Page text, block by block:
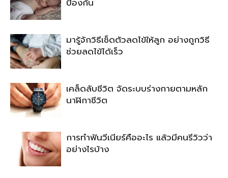
มารู้จักวิธีเช็ดตัวลดไข้ให้ลูก อย่างถูกวิธี
ช่วยลดไข้ได้เร็ว
เคล็ดลับชีวิต จัดระบบร่างกายตามหลัก
นาฬิกาชีวิต
การทำฟันวีเนียร์คืออะไร แล้วมีคนรีวิวว่า
อย่างไรบ้าง